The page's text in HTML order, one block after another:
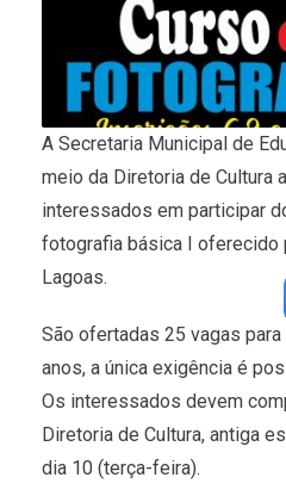
A Secretaria Municipal de
meio da Diretoria de Cultura
interessados em participar
fotografia básica I oferecido
Lagoas.
São ofertadas 25 vagas
anos, a única exigência é
Os interessados devem
Diretoria de Cultura, antiga
dia 10 (terça-feira).